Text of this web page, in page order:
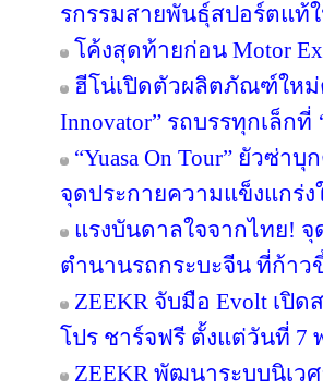
รกรรมสายพันธุ์สปอร์ตแท้
โค้งสุดท้ายก่อน Motor
ฮีโน่เปิดตัวผลิตภัณฑ์ใหม่
Innovator” รถบรรทุกเล็ก
“Yuasa On Tour” ยัวซ่
จุดประกายความแข็งแกร่
แรงบันดาลใจจากไทย! จุ
ตำนานรถกระบะจีน ที่ก้า
ZEEKR จับมือ Evolt เปิด
โปร ชาร์จฟรี ตั้งแต่วันที่ 7
ZEEKR พัฒนาระบบนิเ